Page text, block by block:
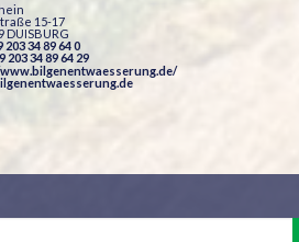
15-17
DUISBURG
203 34 89 64 0
203 34 89 64 29